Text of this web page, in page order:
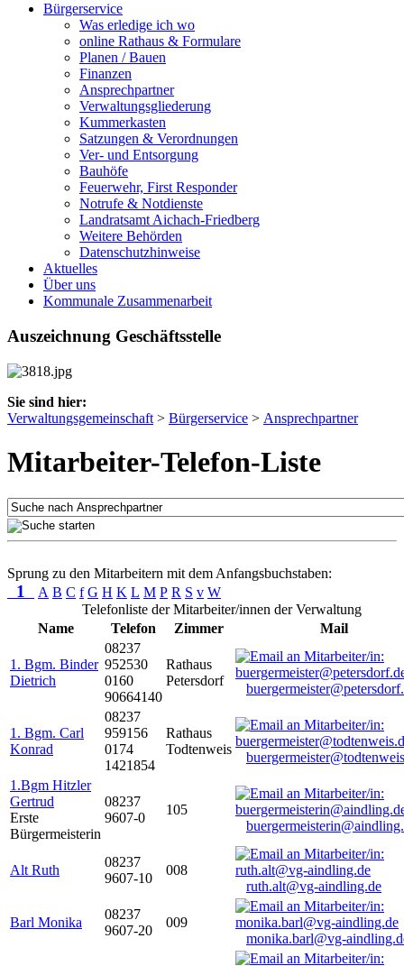
Bürgerservice
Was erledige ich wo
online Rathaus & Formulare
Planen / Bauen
Finanzen
Ansprechpartner
Verwaltungsgliederung
Kummerkasten
Satzungen & Verordnungen
Ver- und Entsorgung
Bauhöfe
Feuerwehr, First Responder
Notrufe & Notdienste
Landratsamt Aichach-Friedberg
Weitere Behörden
Datenschutzhinweise
Aktuelles
Über uns
Kommunale Zusammenarbeit
Auszeichnung Geschäftsstelle
Sie sind hier:
Verwaltungsgemeinschaft > Bürgerservice > Ansprechpartner
Mitarbeiter-Telefon-Liste
Sprung zu den Mitarbeitern mit dem Anfangsbuchstaben:
1 A B C f G H K L M P R S v W
Telefonliste der Mitarbeiter/innen der Verwaltung
Name
Telefon Zimmer Mail
1. Bgm. Binder
Dietrich
08237
952530
0160
90664140
Rathaus
Petersdorf
1. Bgm. Carl
Konrad
08237
959156
0174
1421854
Rathaus
Todtenweis
1.Bgm Hitzler
Gertrud
Erste
Bürgermeisterin
08237
9607-0
105
Alt Ruth
08237
9607-10
008
ruth.alt@vg-aindling.de
Barl Monika
08237
9607-20
009
monika.barl@vg-